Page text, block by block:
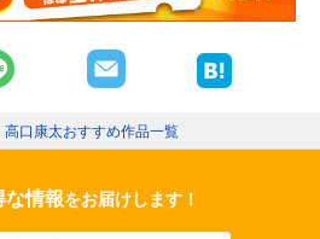
高口康太おすすめ作品一覧
情報をお届けします！